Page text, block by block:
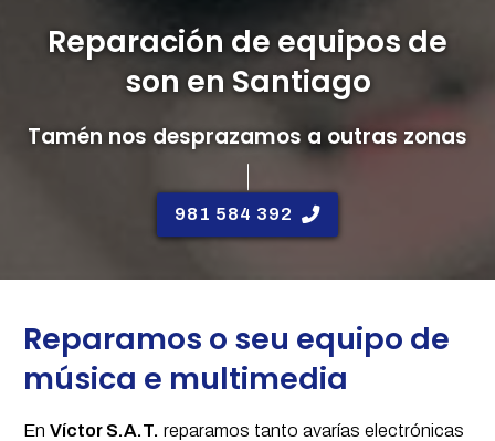
Reparación de equipos de
son en Santiago
Tamén nos desprazamos a outras zonas
981 584 392
Reparamos o seu equipo de
música e multimedia
En Víctor S.A.T. reparamos tanto avarías electrónicas